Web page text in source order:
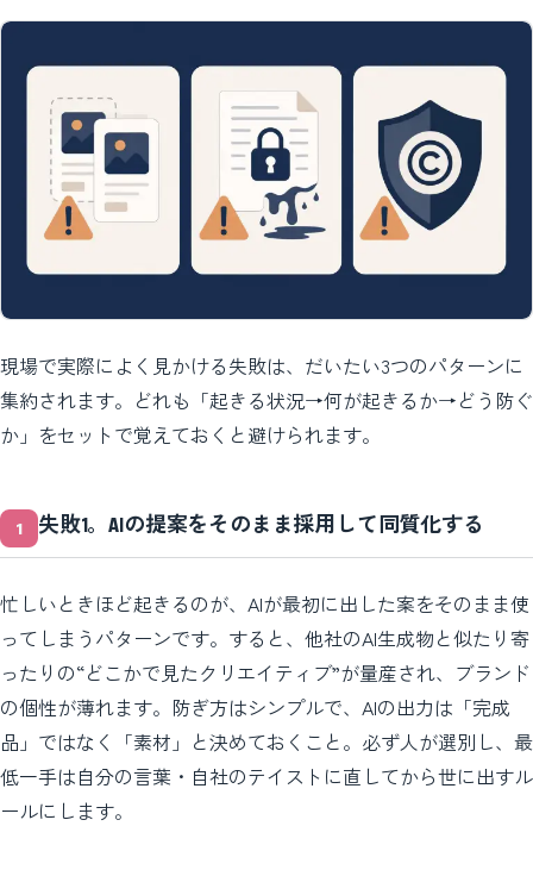
現場で実際によく見かける失敗は、だいたい3つのパターンに
集約されます。どれも「起きる状況→何が起きるか→どう防ぐ
か」をセットで覚えておくと避けられます。
失敗1。AIの提案をそのまま採用して同質化する
忙しいときほど起きるのが、AIが最初に出した案をそのまま使
ってしまうパターンです。すると、他社のAI生成物と似たり寄
ったりの“どこかで見たクリエイティブ”が量産され、ブランド
の個性が薄れます。防ぎ方はシンプルで、AIの出力は「完成
品」ではなく「素材」と決めておくこと。必ず人が選別し、最
低一手は自分の言葉・自社のテイストに直してから世に出すル
ールにします。